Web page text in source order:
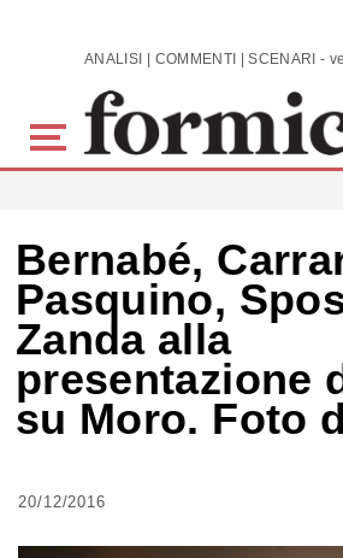
Skip to main content
Bernabé,
Pasquino,
Zanda alla
presentazione
su Moro. Foto
20/12/2016